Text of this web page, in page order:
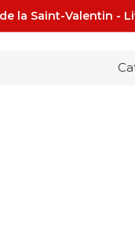
la Saint-Valentin -